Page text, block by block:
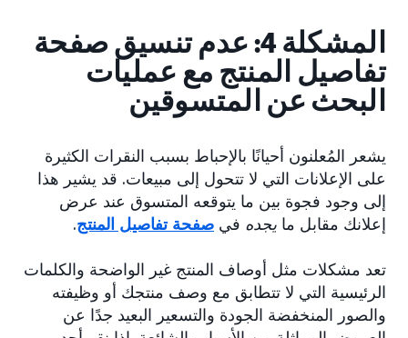
المشكلة 4: عدم تنسيق صفحة
تفاصيل المنتج مع عمليات
البحث عن المتسوقين
يشعر المُعلنون أحيانًا بالإحباط بسبب النقرات الكثيرة
على الإعلانات التي لا تتحول إلى مبيعات. قد يشير هذا
إلى وجود فجوة بين ما يتوقعه المتسوق عند عرض
إعلانك مقابل ما يجده في صفحة تفاصيل المنتج.
تعد مشكلات مثل أوصاف المنتج غير الواضحة والكلمات
الرئيسية التي لا تتطابق مع وصف منتجك أو وظيفته
والصور المنخفضة الجودة والتسعير البعيد جدًا عن